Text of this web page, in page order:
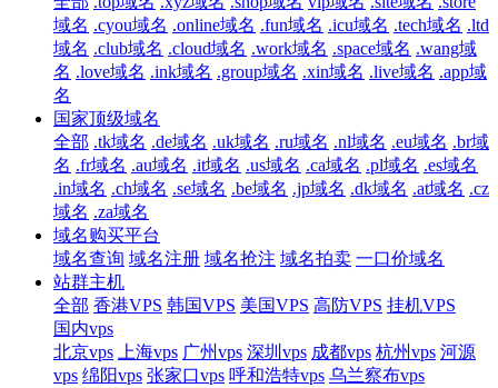
域名 .cyou域名 .online域名 .fun域名 .icu域名 .tech域名 .ltd
域名 .club域名 .cloud域名 .work域名 .space域名 .wang域
名 .love域名 .ink域名 .group域名 .xin域名 .live域名 .app域
名
国家顶级域名
全部 .tk域名 .de域名 .uk域名 .ru域名 .nl域名 .eu域名 .br域
名 .fr域名 .au域名 .it域名 .us域名 .ca域名 .pl域名 .es域名
.in域名 .ch域名 .se域名 .be域名 .jp域名 .dk域名 .at域名 .cz
域名 .za域名
域名购买平台
域名查询 域名注册 域名抢注 域名拍卖 一口价域名
站群主机
全部 香港VPS 韩国VPS 美国VPS 高防VPS 挂机VPS
国内vps
北京vps
上海vps 广州vps 深圳vps 成都vps 杭州vps 河源
vps 绵阳vps 张家口vps 呼和浩特vps 乌兰察布vps